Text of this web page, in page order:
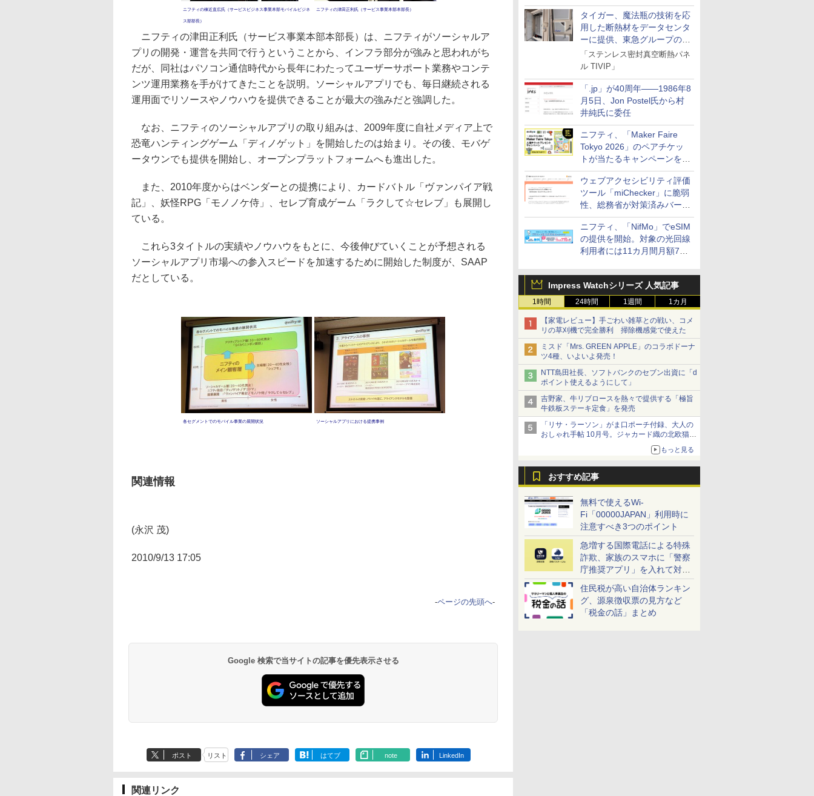
とドメイン名を公表
タイガー、魔法瓶の技術を応
用した断熱材をデータセンタ
ーに提供、東急グループの実
証実験で
「ステンレス密封真空断熱パネ
ル TIVIP」
「.jp」が40周年――1986年8
月5日、Jon Postel氏から村
井純氏に委任
ニフティ、「Maker Faire
Tokyo 2026」のペアチケッ
トが当たるキャンペーンをX
で実施。8月16日まで
ウェブアクセシビリティ評価
ツール「miChecker」に脆弱
性、総務省が対策済みバージ
ョンへの更新を呼び掛け
ニフティ、「NifMo」でeSIM
の提供を開始。対象の光回線
利用者には11カ月間月額770
Impress Watchシリーズ 人気記事
1時間 24時間 1週間 1カ月
【家電レビュー】手ごわい雑草との戦い、コメ
リの草刈機で完全勝利 掃除機感覚で使えた
ミスド「Mrs. GREEN APPLE」のコラボドーナ
ツ4種、いよいよ発売！
NTT島田社長、ソフトバンクのセブン出資に「d
ポイント使えるようにして」
吉野家、牛リブロースを熱々で提供する「極旨
牛鉄板ステーキ定食」を発売
「リサ・ラーソン」がま口ポーチ付録、大人の
おしゃれ手帖 10月号。ジャカード織の北欧猫デ
もっと見る
おすすめ記事
無料で使えるWi-
Fi「00000JAPAN」利用時に
注意すべき3つのポイント
急増する国際電話による特殊
詐欺、家族のスマホに「警察
庁推奨アプリ」を入れて対策
しよう！
住民税が高い自治体ランキン
グ、源泉徴収票の見方など
「税金の話」まとめ
ニフティの棟近直広氏（サービスビジネス事業本部モバイルビジネ
ス部部長）
ニフティの津田正利氏（サービス事業本部本部長）
ニフティの津田正利氏（サービス事業本部本部長）は、ニフティがソーシャルア
プリの開発・運営を共同で行うということから、インフラ部分が強みと思われがち
だが、同社はパソコン通信時代から長年にわたってユーザーサポート業務やコンテ
ンツ運用業務を手がけてきたことを説明。ソーシャルアプリでも、毎日継続される
運用面でリソースやノウハウを提供できることが最大の強みだと強調した。
なお、ニフティのソーシャルアプリの取り組みは、2009年度に自社メディア上で
恐竜ハンティングゲーム「ディノゲット」を開始したのは始まり。その後、モバゲ
ータウンでも提供を開始し、オープンプラットフォームへも進出した。
また、2010年度からはベンダーとの提携により、カードバトル「ヴァンパイア戦
記」、妖怪RPG「モノノケ侍」、セレブ育成ゲーム「ラクして☆セレブ」も展開し
ている。
これら3タイトルの実績やノウハウをもとに、今後伸びていくことが予想される
ソーシャルアプリ市場への参入スピードを加速するために開始した制度が、SAAP
だとしている。
各セグメントでのモバイル事業の展開状況 ソーシャルアプリにおける提携事例
関連情報
(永沢 茂)
2010/9/13 17:05
-ページの先頭へ-
Google 検索で当サイトの記事を優先表示させる
ポスト リスト シェア はてブ note LinkedIn
関連リンク